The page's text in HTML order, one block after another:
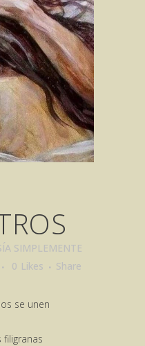
SIMPLEMENTE
0 Likes Share
se unen